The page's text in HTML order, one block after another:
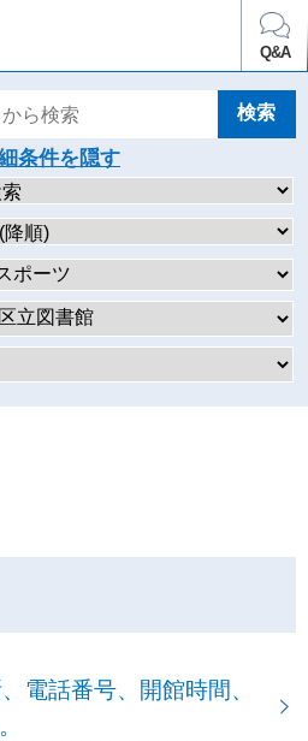
Q&A
条件を
電話番号、開館時間、